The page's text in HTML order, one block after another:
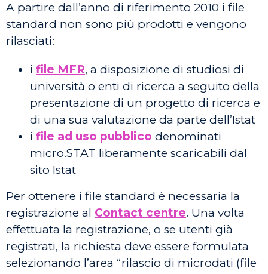
A partire dall’anno di riferimento 2010 i file
standard non sono più prodotti e vengono
rilasciati:
i file MFR, a disposizione di studiosi di
università o enti di ricerca a seguito della
presentazione di un progetto di ricerca e
di una sua valutazione da parte dell’Istat
i file ad uso pubblico denominati
micro.STAT liberamente scaricabili dal
sito Istat
Per ottenere i file standard è necessaria la
registrazione al Contact centre. Una volta
effettuata la registrazione, o se utenti già
registrati, la richiesta deve essere formulata
selezionando l’area “rilascio di microdati (file